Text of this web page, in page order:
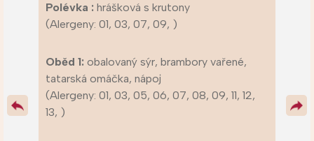
Polévka : hrášková s krutony
(Alergeny: 01, 03, 07, 09, )
Oběd 1: obalovaný sýr, brambory vařené,
tatarská omáčka, nápoj
(Alergeny: 01, 03, 05, 06, 07, 08, 09, 11, 12,
13, )